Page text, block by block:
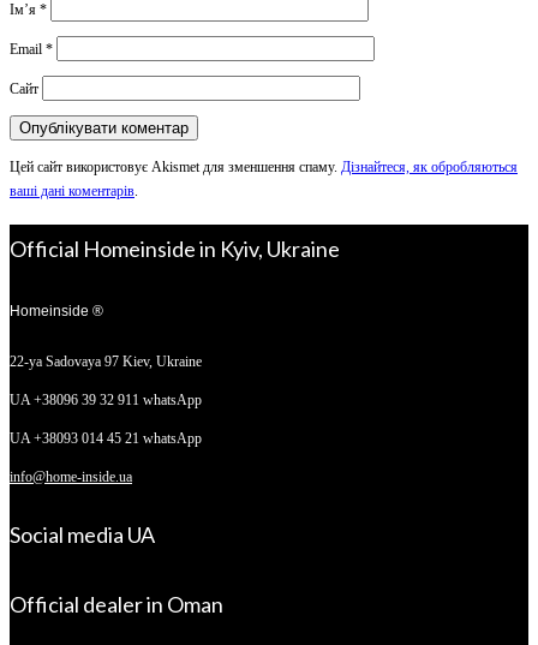
Ім’я *
Email *
Сайт
Цей сайт використовує Akismet для зменшення спаму. Дізнайтеся, як обробляються
ваші дані коментарів.
Official Homeinside in Kyiv, Ukraine
Homeinside ®
22-ya Sadovaya 97 Kiev, Ukraine
UA +38096 39 32 911 whatsApp
UA +38093 014 45 21 whatsApp
info@home-inside.ua
Social media UA
Official dealer in Oman